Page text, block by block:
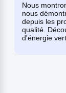
Nous
nous
depuis les
qualité.
d'énergie